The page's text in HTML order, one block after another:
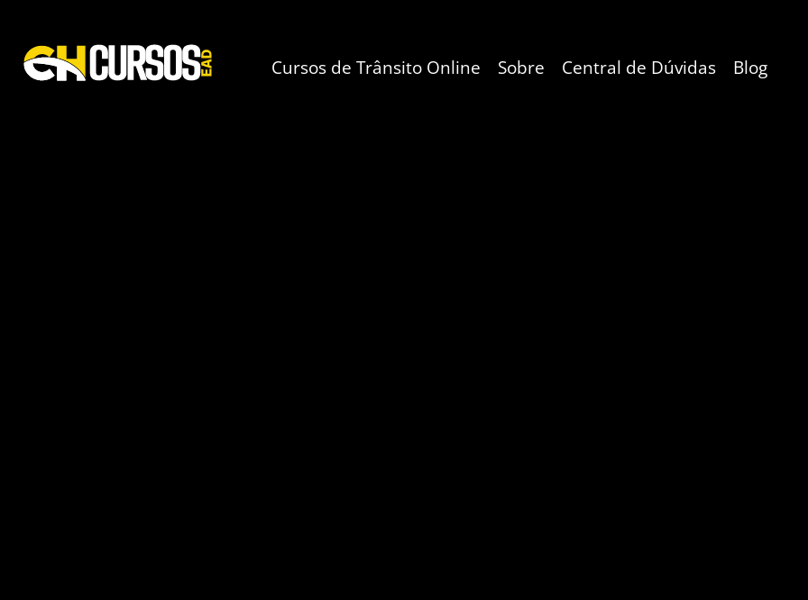
Cursos de Trânsito Online Sobre Central de Dúvidas Blog